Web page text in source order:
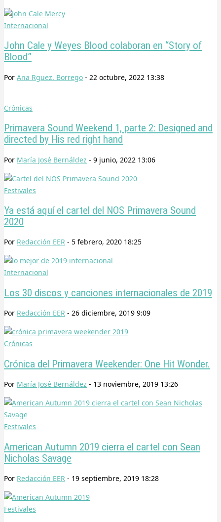
Internacional
John Cale y Weyes Blood colaboran en “Story of
Blood”
Por Ana Rguez. Borrego - 22 octubre, 2022 13:38
Crónicas
Primavera Sound Weekend 1, parte 2: Designed and
directed by His red right hand
Por María José Bernáldez - 9 junio, 2022 13:06
Festivales
Ya está aquí el cartel del NOS Primavera Sound
2020
Por Redacción EER - 5 febrero, 2020 18:25
Internacional
Los 30 discos y canciones internacionales de 2019
Por Redacción EER - 26 diciembre, 2019 9:09
Crónicas
Crónica del Primavera Weekender: One Hit Wonder.
Por María José Bernáldez - 13 noviembre, 2019 13:26
Festivales
American Autumn 2019 cierra el cartel con Sean
Nicholas Savage
Por Redacción EER - 19 septiembre, 2019 18:28
Festivales